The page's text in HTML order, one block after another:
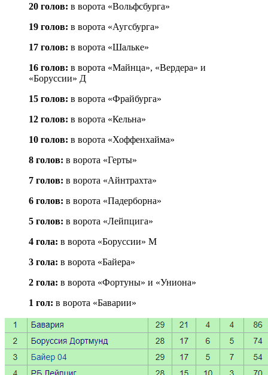
20 голов: в ворота «Вольфсбурга»
19 голов: в ворота «Аугсбурга»
17 голов: в ворота «Шальке»
16 голов: в ворота «Майнца», «Вердера» и
«Боруссии» Д
15 голов: в ворота «Фрайбурга»
12 голов: в ворота «Кельна»
10 голов: в ворота «Хоффенхайма»
8 голов: в ворота «Герты»
7 голов: в ворота «Айнтрахта»
6 голов: в ворота «Падерборна»
5 голов: в ворота «Лейпцига»
4 гола: в ворота «Боруссии» М
3 гола: в ворота «Байера»
2 гола: в ворота «Фортуны» и «Униона»
1 гол: в ворота «Баварии»